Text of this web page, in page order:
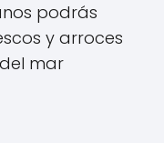
podrás
y arroces
mar